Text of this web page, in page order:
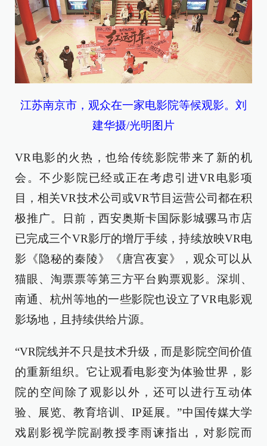
江苏南京市，观众在一家电影院等候观影。刘
建华摄/光明图片
VR电影的火热，也给传统影院带来了新的机
会。不少影院已经或正在考虑引进VR电影项
目，相关VR技术公司或VR节目运营公司都在积
极推广。日前，西安奥斯卡国际影城骡马市店
已完成三个VR影厅的增厅手续，持续放映VR电
影《隐秘的秦陵》《唐宫夜宴》，观众可以从
猫眼、淘票票等第三方平台购票观影。深圳、
南通、杭州等地的一些影院也设立了VR电影观
影场地，且持续供给片源。
“VR院线并不只是技术升级，而是影院空间价值
的重新组织。它让观看电影变为体验世界，影
院的空间除了观影以外，还可以进行互动体
验、展览、教育培训、IP延展。”中国传媒大学
戏剧影视学院副教授李雨谏指出，对影院而